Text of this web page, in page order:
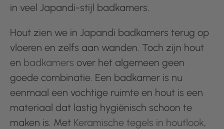
in veel Japandi-stijl badkamers.
Hout zien we in Japandi badkamers terug op
vloeren en zelfs aan wanden. Toch zijn hout
en badkamers over het algemeen geen
goede combinatie. Een badkamer is nu
eenmaal een vochtige ruimte en hout is een
materiaal dat lastig hygiënisch schoon te
maken is. Met Keramische tegels in houtlook,